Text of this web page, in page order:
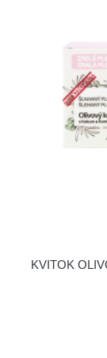
KVITOK